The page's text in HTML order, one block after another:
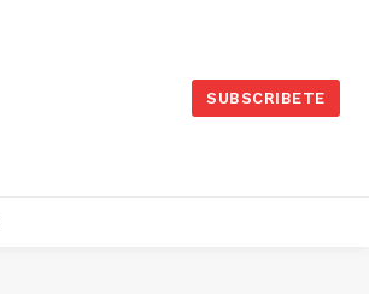
SUBSCRIBETE